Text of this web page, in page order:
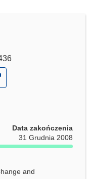
Data zakończenia
31 Grudnia 2008
and